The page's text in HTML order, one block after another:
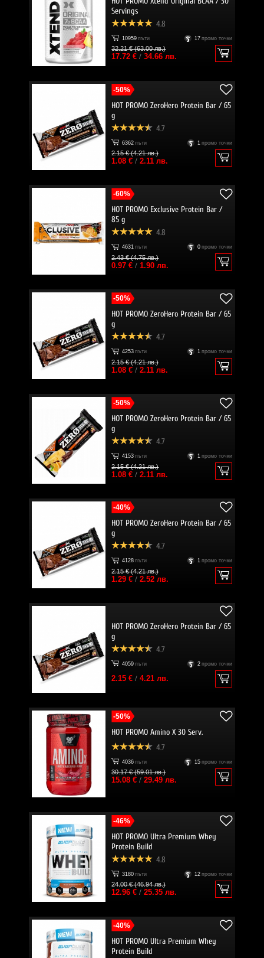
Servings
4.8
10959 пъти 17 промо точки
32.21 € (63.00 лв.)
17.72 €/ 34.66 лв.
-50%
HOT PROMO ZeroHero Protein Bar / 65
g
4.7
6362 пъти 1 промо точки
2.15 € (4.21 лв.)
1.08 €/ 2.11 лв.
-60%
HOT PROMO Exclusive Protein Bar /
85 g
4.8
4631 пъти 0 промо точки
2.43 € (4.75 лв.)
0.97 €/ 1.90 лв.
-50%
HOT PROMO ZeroHero Protein Bar / 65
g
4.7
4253 пъти 1 промо точки
2.15 € (4.21 лв.)
1.08 €/ 2.11 лв.
-50%
HOT PROMO ZeroHero Protein Bar / 65
g
4.7
4153 пъти 1 промо точки
2.15 € (4.21 лв.)
1.08 €/ 2.11 лв.
-40%
HOT PROMO ZeroHero Protein Bar / 65
g
4.7
4128 пъти 1 промо точки
2.15 € (4.21 лв.)
1.29 €/ 2.52 лв.
HOT PROMO ZeroHero Protein Bar / 65
g
4.7
4059 пъти 2 промо точки
2.15 €/ 4.21 лв.
-50%
HOT PROMO Amino X 30 Serv.
4.7
4036 пъти 15 промо точки
30.17 € (59.01 лв.)
15.08 €/ 29.49 лв.
-46%
HOT PROMO Ultra Premium Whey
Protein Build
4.8
3180 пъти 12 промо точки
24.00 € (46.94 лв.)
12.96 €/ 25.35 лв.
-40%
HOT PROMO Ultra Premium Whey
Protein Build